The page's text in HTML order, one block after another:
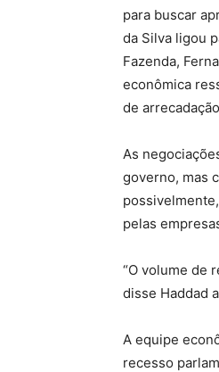
para buscar
da Silva ligou
Fazenda,
econômica
de
As
governo, mas
pelas
“O volume de
disse Haddad
A equipe
recesso